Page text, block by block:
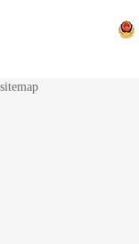
sitemap